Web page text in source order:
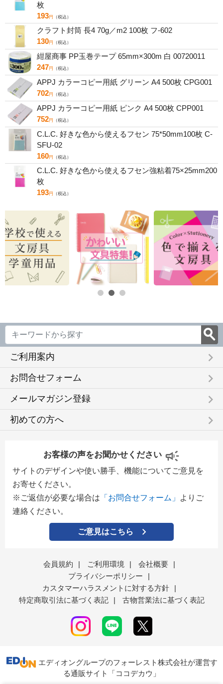
枚
193円 （税込）
クラフト封筒 長4 70g／m2 100枚 フ-602
130円 （税込）
紺屋商事 PP玉巻テープ 65mm×300m 白 00720011
247円 （税込）
APPJ カラーコピー用紙 グリーン A4 500枚 CPG001
702円 （税込）
APPJ カラーコピー用紙 ピンク A4 500枚 CPP001
752円 （税込）
C.L.C. 好きな色から使えるフセン 75*50mm100枚 C-
SFU-02
160円 （税込）
C.L.C. 好きな色から使えるフセン強粘着75×25mm200
枚
193円 （税込）
ご利用案内 keyboard_arrow_right
お問合せフォーム keyboard_arrow_right
メールマガジン登録 keyboard_arrow_right
初めての方へ keyboard_arrow_right
お客様の声をお聞かせください
サイトのデザインや使い勝手、機能についてご意見を
お寄せください。
※ご返信が必要な場合は 「お問合せフォーム」
よりご
連絡ください。
ご意見はこちら
会員規約 | ご利用環境 | 会社概要
|
プライバシーポリシー
|
カスタマーハラスメントに対する方針
|
特定商取引法に基づく表記
| 古物営業法に基づく表記
エディオングループのフォーレスト株式会社が運営す
る通販サイト「ココデカウ」